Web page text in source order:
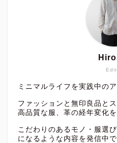
ミニマルライフを実践中のア
ファッションと無印良品と
高品質な服、革の経年変化を
こだわりのあるモノ・服選
になるような内容を発信中で